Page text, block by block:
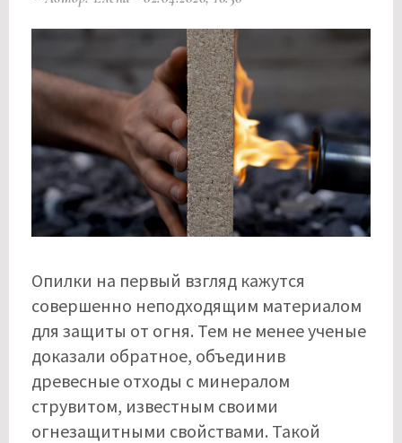
Опилки на первый взгляд кажутся
совершенно неподходящим материалом
для защиты от огня. Тем не менее ученые
доказали обратное, объединив
древесные отходы с минералом
струвитом, известным своими
огнезащитными свойствами. Такой